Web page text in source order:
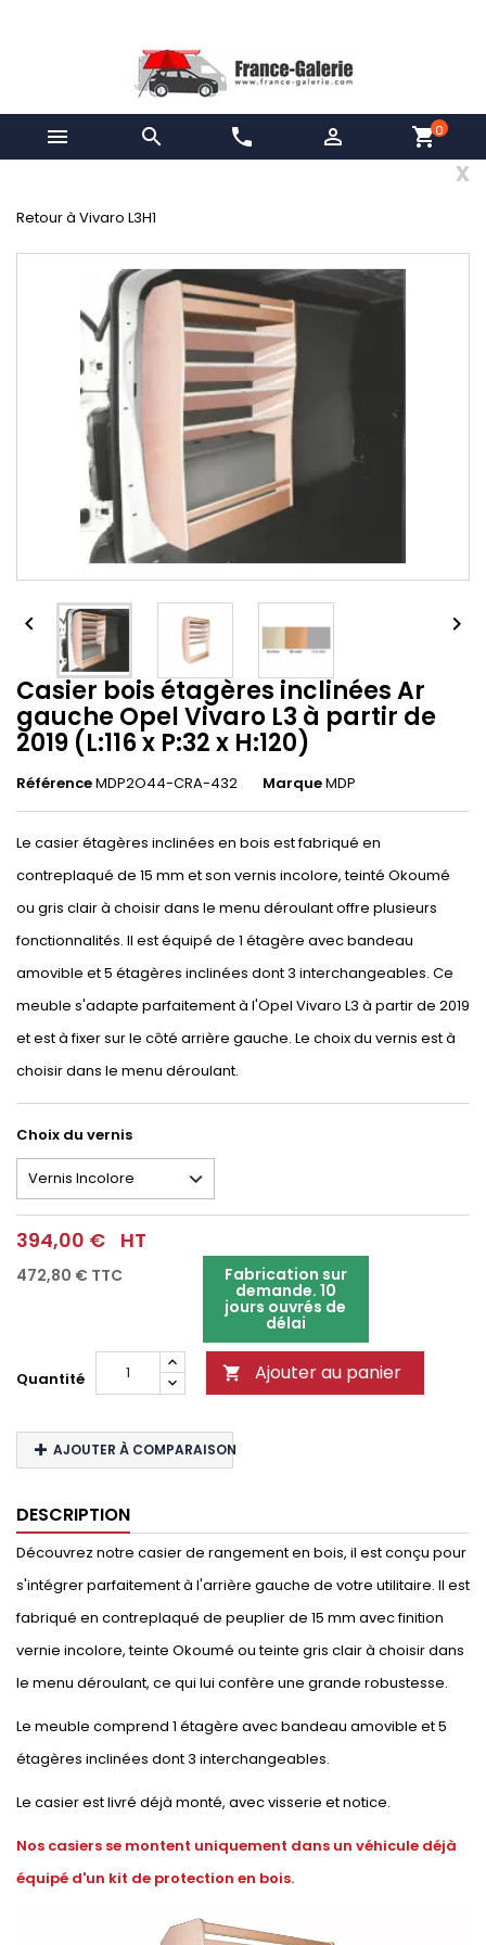
  phone  shopping_cart0
x
Retour à Vivaro L3H1
 
Casier bois étagères inclinées Ar
gauche Opel Vivaro L3 à partir de
2019 (L:116 x P:32 x H:120)
RéférenceMDP2O44-CRA-432 MarqueMDP
Le casier étagères inclinées en bois est fabriqué en
contreplaqué de 15 mm et son vernis incolore, teinté Okoumé
ou gris clair à choisir dans le menu déroulant offre plusieurs
fonctionnalités. Il est équipé de 1 étagère avec bandeau
amovible et 5 étagères inclinées dont 3 interchangeables. Ce
meuble s'adapte parfaitement à l'Opel Vivaro L3 à partir de 2019
et est à fixer sur le côté arrière gauche. Le choix du vernis est à
choisir dans le menu déroulant.
Choix du vernis
394,00 € HT
472,80 € TTC Fabrication sur
demande. 10
jours ouvrés de
délai
Quantité  Ajouter au panier
AJOUTER À COMPARAISON
DESCRIPTION
Découvrez notre casier de rangement en bois, il est conçu pour
s'intégrer parfaitement à l'arrière gauche de votre utilitaire. Il est
fabriqué en contreplaqué de peuplier de 15 mm avec finition
vernie incolore, teinte Okoumé ou teinte gris clair à choisir dans
le menu déroulant, ce qui lui confère une grande robustesse.
Le meuble comprend 1 étagère avec bandeau amovible et 5
étagères inclinées dont 3 interchangeables.
Le casier est livré déjà monté, avec visserie et notice.
Nos casiers se montent uniquement dans un véhicule déjà
équipé d'un kit de protection en bois.